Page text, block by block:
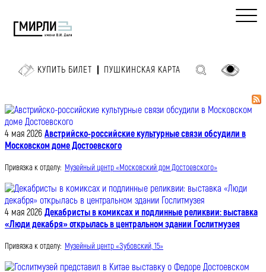
КУПИТЬ БИЛЕТ ПУШКИНСКАЯ КАРТА
4 мая 2026 Австрийско-российские культурные связи обсудили в
Московском доме Достоевского
Привязка к отделу: Музейный центр «Московский дом Достоевского»
4 мая 2026 Декабристы в комиксах и подлинные реликвии: выставка
«Люди декабря» открылась в центральном здании Гослитмузея
Привязка к отделу: Музейный центр «Зубовский, 15»